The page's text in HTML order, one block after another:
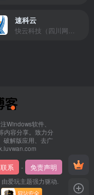
速科云
快云科技（四川网联快云科技有限公司）成立于2021年，主营互联网业务平台服务提供商。公司专注为用户提供低价高性能云计算产品，致力于云计算应用的易用性开发，并引导云计算在国内普及
Windows软件、
内容分享。致力分
破解版应用、去广
系 - 免责声明
由爱玩主题强力驱动.